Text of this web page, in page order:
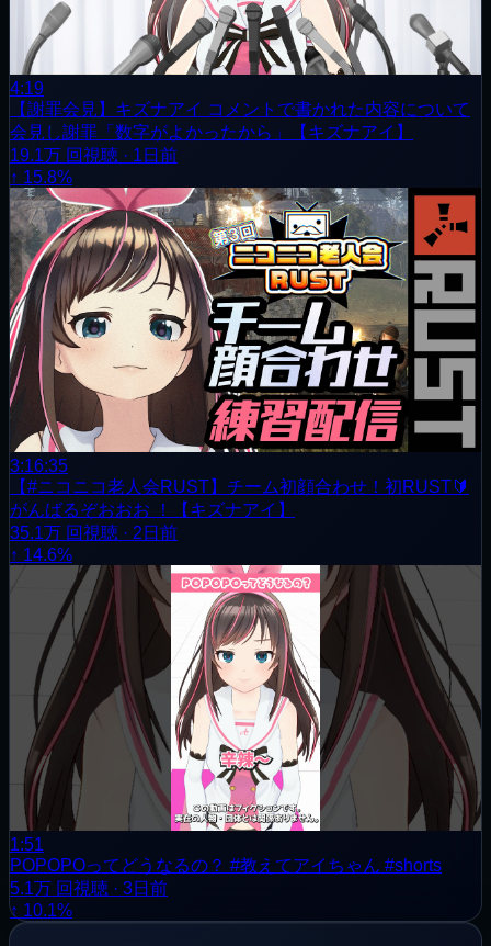
4:19
【謝罪会見】キズナアイ コメントで書かれた内容について
会見し謝罪「数字がよかったから」【キズナアイ】
19.1万 回視聴 · 1日前
↑ 15.8%
3:16:35
【#ニコニコ老人会RUST】チーム初顔合わせ！初RUST🔰
がんばるぞおおお ！【キズナアイ】
35.1万 回視聴 · 2日前
↑ 14.6%
1:51
POPOPOってどうなるの？ #教えてアイちゃん #shorts
5.1万 回視聴 · 3日前
↑ 10.1%